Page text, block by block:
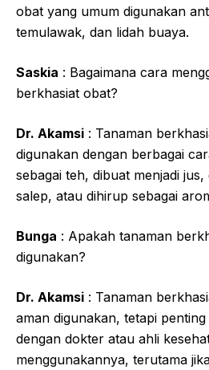
obat yang umum digunakan
temulawak, dan lidah buaya.
Saskia : Bagaimana cara
berkhasiat obat?
Dr. Akamsi : Tanaman
digunakan dengan berbagai
sebagai teh, dibuat menjadi
salep, atau dihirup sebagai
Bunga : Apakah tanaman
digunakan?
Dr. Akamsi : Tanaman
aman digunakan, tetapi
dengan dokter atau ahli
menggunakannya, terutama